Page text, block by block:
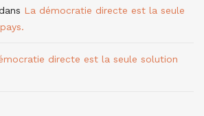
La démocratie directe est la seule
directe est la seule solution